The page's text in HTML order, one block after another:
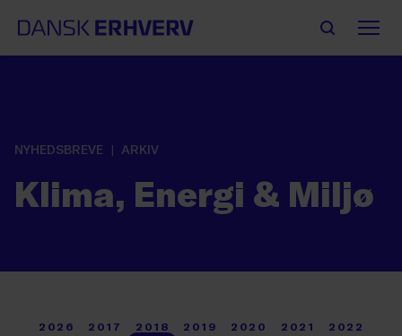
NYHEDSBREVE ARKIV
Klima, Energi & Miljø
2026 2017 2018 2019 2020 2021
2022